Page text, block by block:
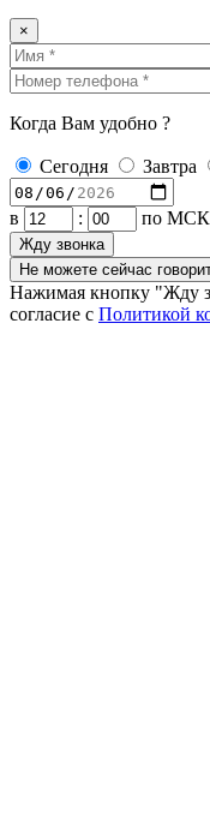
×
Когда Вам удобно ?
Сегодня Завтра
в : по МСК
Жду звонка
Не можете сейчас
Нажимая кнопку "Жду
согласие с Политикой